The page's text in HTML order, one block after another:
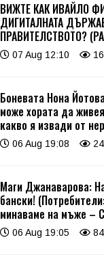
ВИЖТЕ КАК ИВАЙЛО
ДИГИТАЛНАТА
ПРАВИТЕЛСТВОТО?
07 Aug 12:10
Боневата Нона
може хората да
какво я извади от
06 Aug 19:08
Маги Джанаварова:
бански!
минаваме на мъже –
06 Aug 19:05